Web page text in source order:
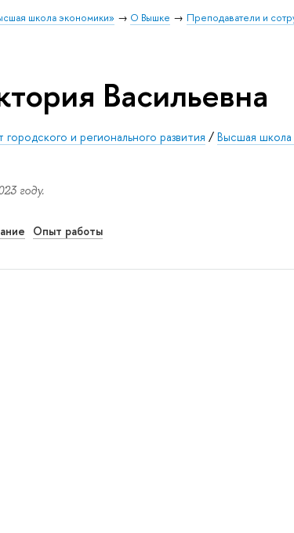
школа экономики» О Вышке Преподаватели и
Васильевна
городского и регионального развития /Высшая школа
году.
Опыт работы